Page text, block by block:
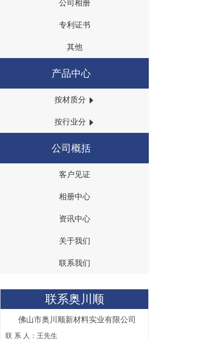
公司相册
专利证书
其他
产品中心
按材质分
按行业分
公司概括
{I('company_id')}
客户见证
相册中心
资讯中心
关于我们
联系我们
联系奥川顺
佛山市奥川顺新材料实业有限公司
联 系 人：王先生